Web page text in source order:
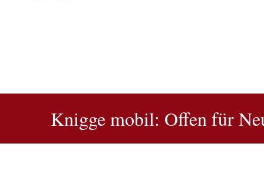
Knigge mobil: Offen für